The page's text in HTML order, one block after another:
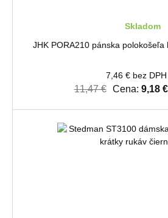
Skladom
JHK PORA210 pánska polokošeľa
7,46 € bez DPH
11,47 € Cena: 9,18 €